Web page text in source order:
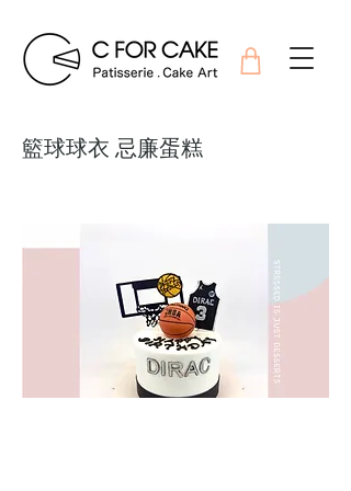
籃球球衣 忌廉蛋糕